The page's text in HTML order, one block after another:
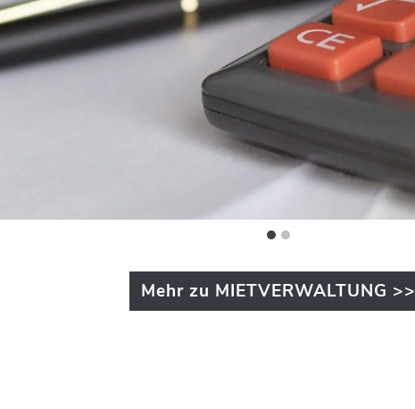
Mehr zu MIETVERWALTUNG >>